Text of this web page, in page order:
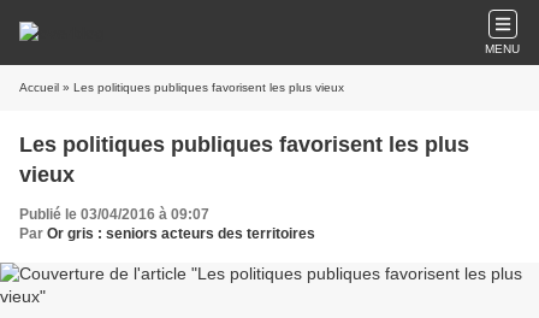
MENU
Accueil » Les politiques publiques favorisent les plus vieux
Les politiques publiques favorisent les plus
vieux
Publié le 03/04/2016 à 09:07
Par Or gris : seniors acteurs des territoires